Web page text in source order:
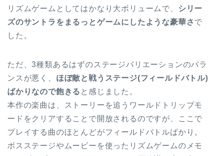
リズムゲームとしてはかなり大ボリュームで、
シリー
ズのサントラをまるっとゲームにしたような豪華さで
した。
ただ、3種類あるはずのステージバリエーションのバラ
ンスが悪く、 ほぼ敵と戦うステージ(フィールドバトル)
ばかりなので飽きる と感じました。
本作の楽曲は、ストーリーを追うワールドトリップモ
ードをクリアすることで開放されるのですが、ここで
プレイする曲のほとんどがフィールドバトルばかり。
ボスステージやムービーを使ったリズムゲームのメモ